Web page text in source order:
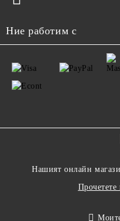
Ние работим с
Нашият онлайн